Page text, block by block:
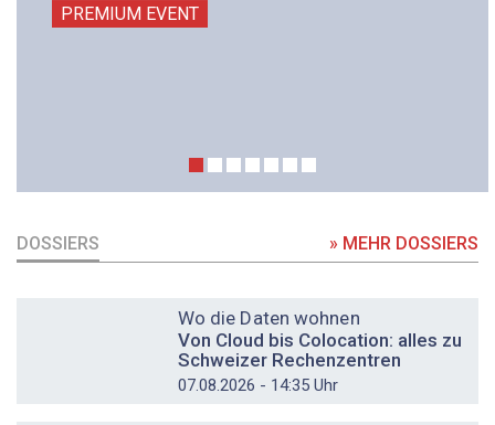
PREMIUM EVENT
DOSSIERS » MEHR DOSSIERS
Wo die Daten wohnen
Von Cloud bis Colocation: alles zu
Schweizer Rechenzentren
07.08.2026 - 14:35 Uhr